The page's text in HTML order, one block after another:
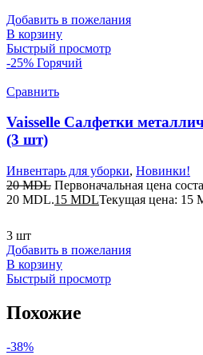
Добавить в пожелания
В корзину
Быстрый просмотр
-25% Горячий
Сравнить
Vaisselle Салфетки
(3 шт)
Инвентарь для уборки, Новинки!
20MDL Первоначальная цена
20 MDL.15 MDLТекущая цена: 15
3 шт
Добавить в пожелания
В корзину
Быстрый просмотр
Похожие
-38%